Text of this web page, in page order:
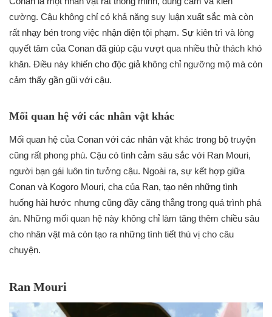
cường. Cậu không chỉ có khả năng suy luận xuất sắc mà còn
rất nhạy bén trong việc nhận diện tội phạm. Sự kiên trì và lòng
quyết tâm của Conan đã giúp cậu vượt qua nhiều thử thách khó
khăn. Điều này khiến cho độc giả không chỉ ngưỡng mộ mà còn
cảm thấy gần gũi với cậu.
Mối quan hệ với các nhân vật khác
Mối quan hệ của Conan với các nhân vật khác trong bộ truyện
cũng rất phong phú. Cậu có tình cảm sâu sắc với Ran Mouri,
người bạn gái luôn tin tưởng cậu. Ngoài ra, sự kết hợp giữa
Conan và Kogoro Mouri, cha của Ran, tạo nên những tình
huống hài hước nhưng cũng đầy căng thẳng trong quá trình phá
án. Những mối quan hệ này không chỉ làm tăng thêm chiều sâu
cho nhân vật mà còn tạo ra những tình tiết thú vị cho câu
chuyện.
Ran Mouri